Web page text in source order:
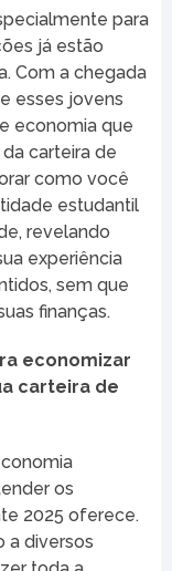
para
já estão
Com a chegada
esses jovens
economia que
carteira de
como você
estudantil
revelando
experiência
sem que
finanças.
economizar
carteira de
os
2025 oferece.
a diversos